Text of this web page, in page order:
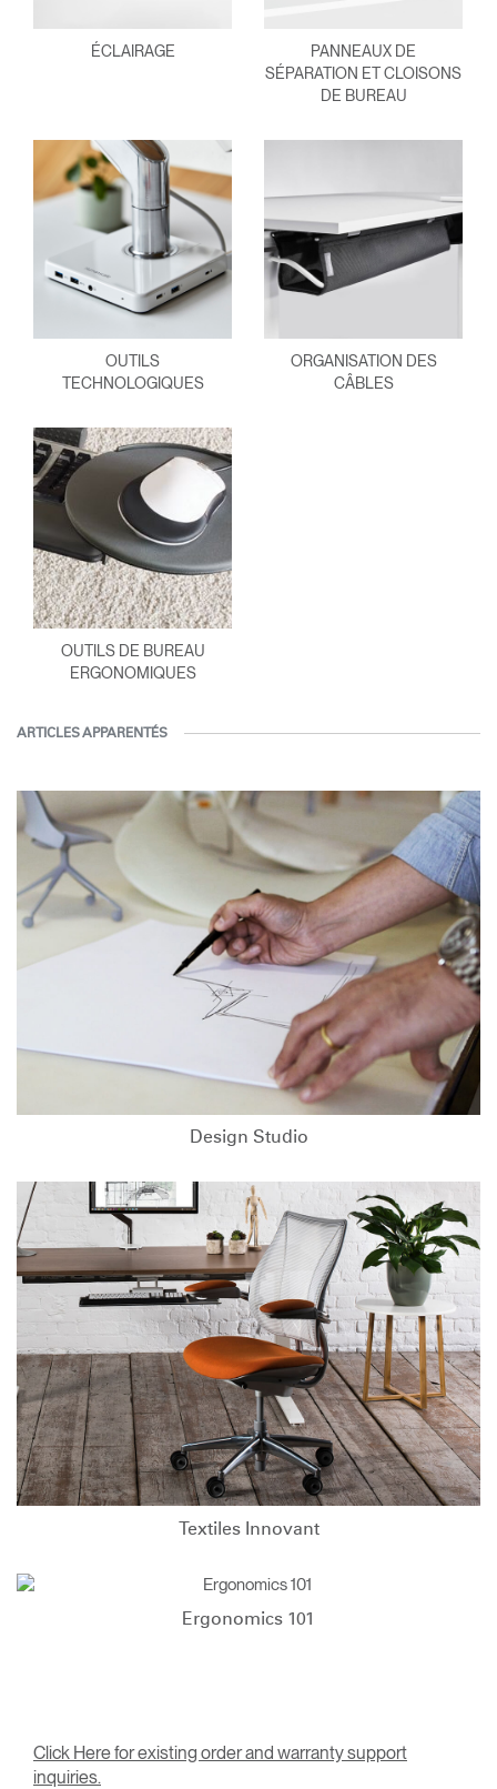
ÉCLAIRAGE
PANNEAUX DE
SÉPARATION ET CLOISONS
DE BUREAU
OUTILS
TECHNOLOGIQUES
ORGANISATION DES
CÂBLES
OUTILS DE BUREAU
ERGONOMIQUES
ARTICLES APPARENTÉS
Design Studio
Textiles Innovant
Ergonomics 101
Click Here for existing order and warranty support
inquiries.